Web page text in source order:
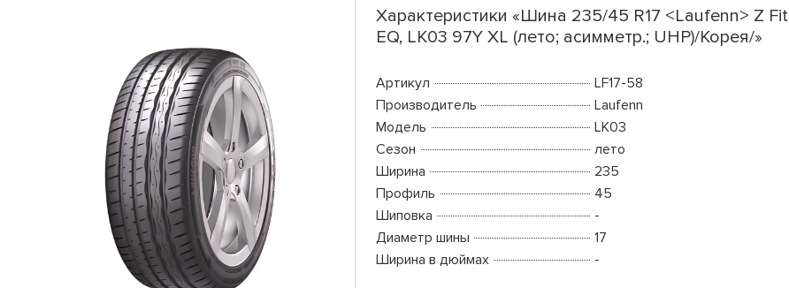
Характеристики «Шина 235/45 R17 <Laufenn> Z Fit
EQ, LK03 97Y XL (лето; асимметр.; UHP)/Корея/»
Артикул
LF17-58
Производитель
Laufenn
Модель
LK03
Сезон
лето
Ширина
235
Профиль
45
Шиповка
-
Диаметр шины
17
Ширина в дюймах
-